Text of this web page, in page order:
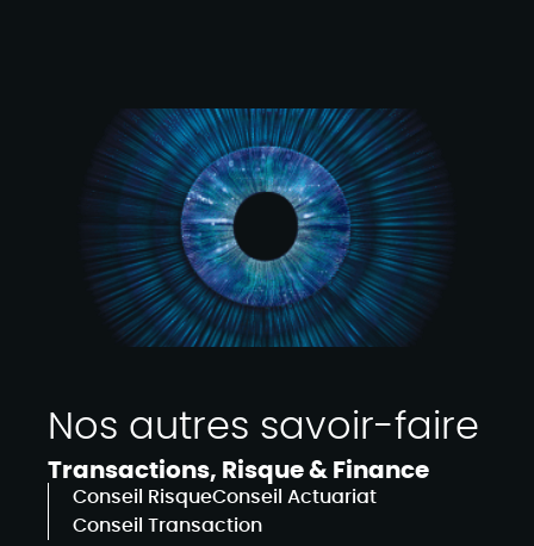
Nos autres savoir-faire
Transactions, Risque & Finance
Conseil RisqueConseil Actuariat
Conseil Transaction